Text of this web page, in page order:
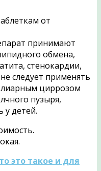
от
принимают
обмена,
стенокардии,
следует применять
циррозом
пузыря,
у детей.
это такое и для